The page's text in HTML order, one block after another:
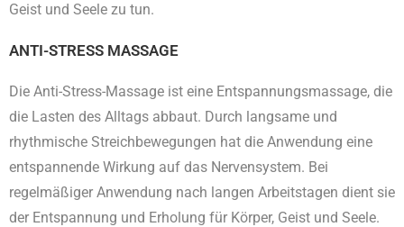
Geist und Seele zu tun.
ANTI-STRESS MASSAGE
Die Anti-Stress-Massage ist eine Entspannungsmassage, die
die Lasten des Alltags abbaut. Durch langsame und
rhythmische Streichbewegungen hat die Anwendung eine
entspannende Wirkung auf das Nervensystem. Bei
regelmäßiger Anwendung nach langen Arbeitstagen dient sie
der Entspannung und Erholung für Körper, Geist und Seele.